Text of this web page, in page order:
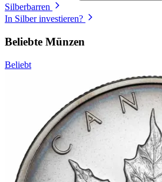
Silberbarren
In Silber investieren?
Beliebte Münzen
Beliebt